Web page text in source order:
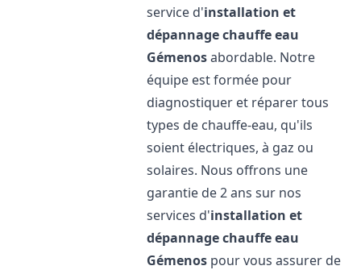
service d'installation et
dépannage chauffe eau
Gémenosabordable. Notre
équipe est formée pour
diagnostiquer et réparer tous
types de chauffe-eau, qu'ils
soient électriques, à gaz ou
solaires. Nous offrons une
garantie de 2 ans sur nos
services d'installation et
dépannage chauffe eau
Gémenos pour vous assurer de